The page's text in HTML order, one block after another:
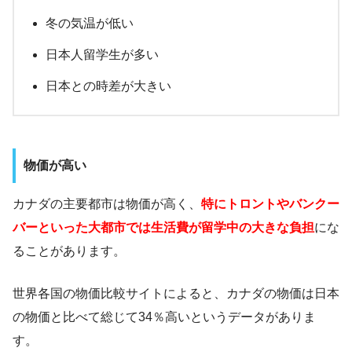
冬の気温が低い
日本人留学生が多い
日本との時差が大きい
物価が高い
カナダの主要都市は物価が高く、 特にトロントやバンクー
バーといった大都市では生活費が留学中の大きな負担にな
ることがあります。
世界各国の物価比較サイトによると、カナダの物価は日本
の物価と比べて総じて34％高いというデータがありま
す。